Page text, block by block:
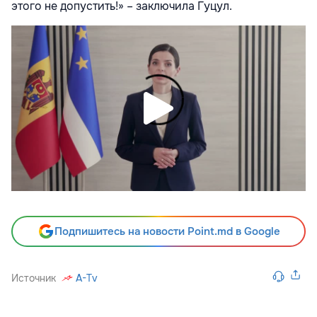
этого не допустить!» – заключила Гуцул.
Подпишитесь на новости Point.md в Google
Источник A-Tv